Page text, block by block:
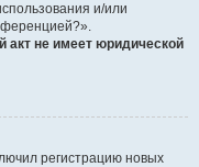
и/или
акт не имеет юридической
регистрацию новых